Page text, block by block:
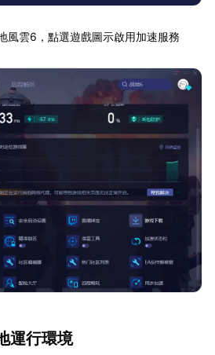
風雲6，點選遊戲圖示啟用加速服務
運行環境